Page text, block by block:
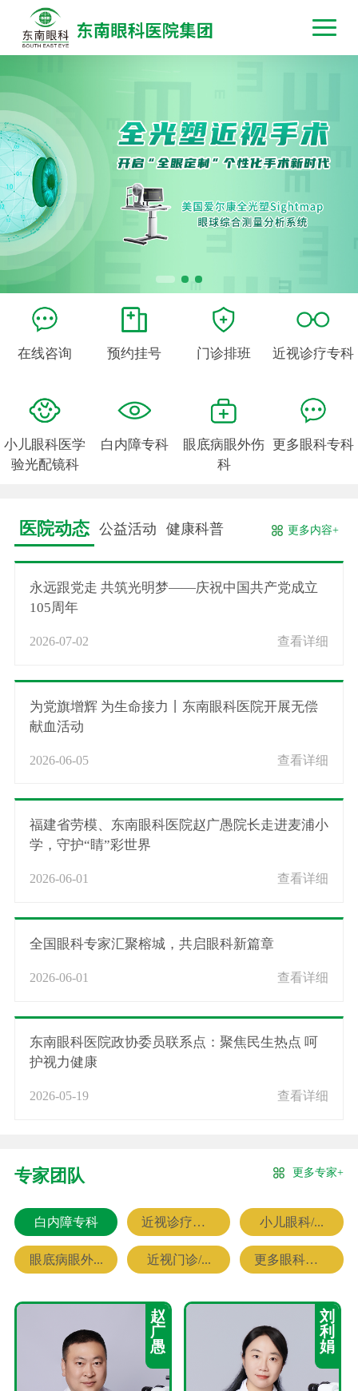
在线咨询 预约挂号 门诊排班 近视诊疗专科
小儿眼科医学
验光配镜科
白内障专科
眼底病眼外伤
科
更多眼科专科
医院动态 公益活动 健康科普 更多内容+
永远跟党走 共筑光明梦——庆祝中国共产党成立
105周年
2026-07-02 查看详细
为党旗增辉 为生命接力丨东南眼科医院开展无偿
献血活动
2026-06-05 查看详细
福建省劳模、东南眼科医院赵广愚院长走进麦浦小
学，守护“睛”彩世界
2026-06-01 查看详细
全国眼科专家汇聚榕城，共启眼科新篇章
2026-06-01 查看详细
东南眼科医院政协委员联系点：聚焦民生热点 呵
护视力健康
2026-05-19 查看详细
专家团队 更多专家+
白内障专科 近视诊疗专科 小儿眼科/...
眼底病眼外... 近视门诊/... 更多眼科专家
赵
广
愚
刘
利
娟